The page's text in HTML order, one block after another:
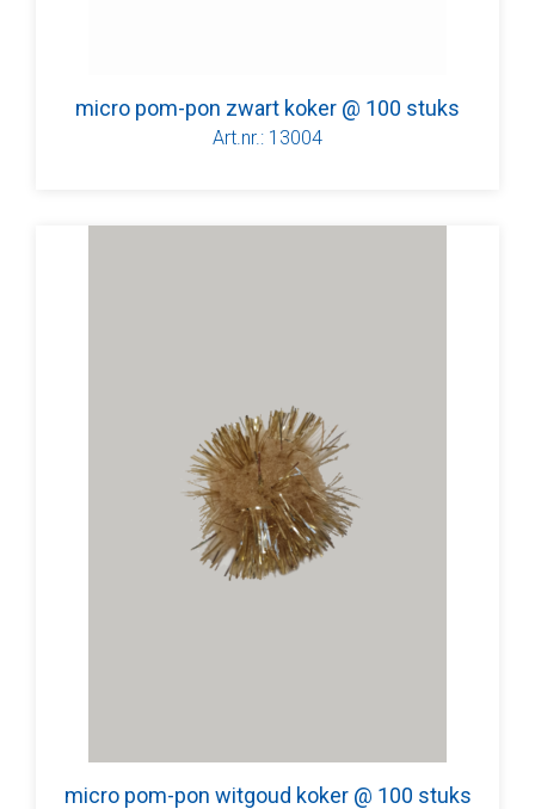
micro pom-pon zwart koker @ 100 stuks
Art.nr.: 13004
micro pom-pon witgoud koker @ 100 stuks